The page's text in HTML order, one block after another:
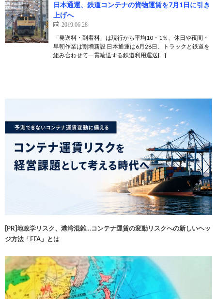
日本通運、鉄道コンテナの貨物運賃を7月1日に引き
上げへ
2019.06.28
「発送料・到着料」は現行から平均10・1％、休日や夜間・
早朝作業は割増新設 日本通運は6月28日、トラックと鉄道を
組み合わせて一貫輸送する鉄道利用運送[…]
[PR]地政学リスク、港湾混雑…コンテナ運賃の変動リスクへの新しいヘッ
ジ方法「FFA」とは